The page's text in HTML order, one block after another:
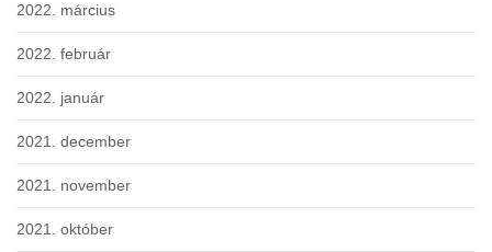
2022. március
2022. február
2022. január
2021. december
2021. november
2021. október